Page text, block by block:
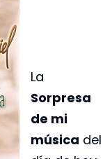
La
Sorpresa
de mi
música del